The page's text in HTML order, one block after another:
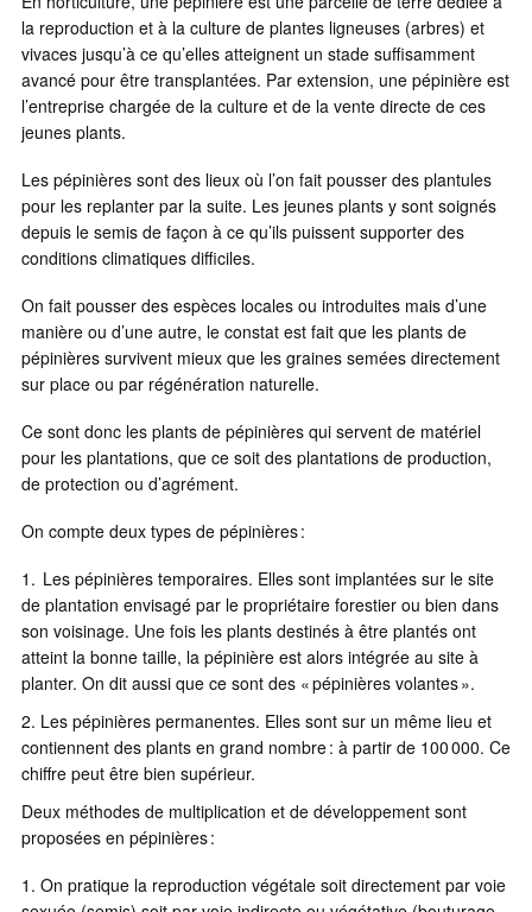
la reproduction et à la culture de plantes ligneuses (arbres) et
vivaces jusqu’à ce qu’elles atteignent un stade suffisamment
avancé pour être transplantées. Par extension, une pépinière est
l’entreprise chargée de la culture et de la vente directe de ces
jeunes plants.
Les pépinières sont des lieux où l’on fait pousser des plantules
pour les replanter par la suite. Les jeunes plants y sont soignés
depuis le semis de façon à ce qu’ils puissent supporter des
conditions climatiques difficiles.
On fait pousser des espèces locales ou introduites mais d’une
manière ou d’une autre, le constat est fait que les plants de
pépinières survivent mieux que les graines semées directement
sur place ou par régénération naturelle.
Ce sont donc les plants de pépinières qui servent de matériel
pour les plantations, que ce soit des plantations de production,
de protection ou d’agrément.
On compte deux types de pépinières :
Les pépinières temporaires. Elles sont implantées sur le site
de plantation envisagé par le propriétaire forestier ou bien dans
son voisinage. Une fois les plants destinés à être plantés ont
atteint la bonne taille, la pépinière est alors intégrée au site à
planter. On dit aussi que ce sont des « pépinières volantes ».
Les pépinières permanentes. Elles sont sur un même lieu et
contiennent des plants en grand nombre : à partir de 100 000. Ce
chiffre peut être bien supérieur.
Deux méthodes de multiplication et de développement sont
proposées en pépinières :
On pratique la reproduction végétale soit directement par voie